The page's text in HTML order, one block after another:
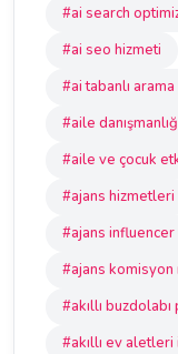
#ai search
#ai seo hizmeti
#ai tabanlı
#aile
#aile ve çocuk
#ajans hizmetleri
#ajans influencer
#ajans
#akıllı
#akıllı ev